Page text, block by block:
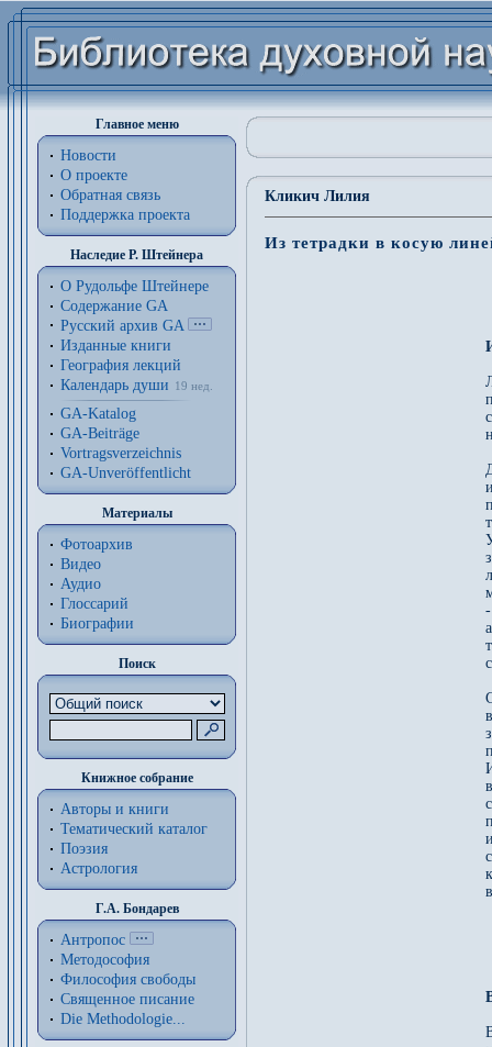
Главное меню
Новости
О проекте
Обратная связь
Поддержка проекта
Наследие Р. Штейнера
О Рудольфе Штейнере
Содержание GA
Русский архив GA
Изданные книги
География лекций
Календарь души
19 нед.
GA-Katalog
GA-Beiträge
Vortragsverzeichnis
GA-Unveröffentlicht
Материалы
Фотоархив
Видео
Аудио
Глоссарий
Биографии
Поиск
Книжное собрание
Авторы и книги
Тематический каталог
Поэзия
Астрология
Г.А. Бондарев
Антропос
Методософия
Философия cвободы
Священное писание
Die Methodologie...
Кликич Лилия
Из тетрадки в косую